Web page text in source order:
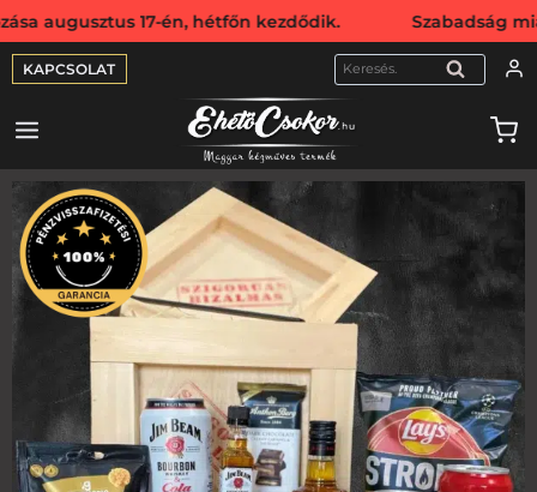
én, hétfőn kezdődik. Szabadság miatt
KAPCSOLAT KERESÉS